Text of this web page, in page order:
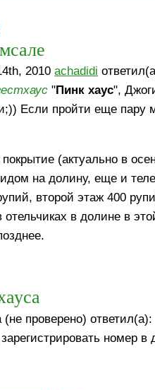
2010achadidi
"Пинк хаус",
Если пройти еще пару
(актуально в
на долину, еще и
второй этаж 400
отельчиках в долине в
проверено) ответил(а):
номер в